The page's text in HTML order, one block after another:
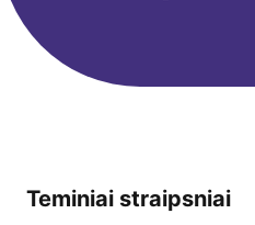
Teminiai straipsniai